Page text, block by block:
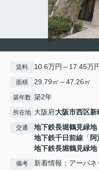
賃料 10.6万円～17.45万
面積 29.79㎡～47.26㎡
築年数 築2年
所在地 大阪府大阪市西区新
交通 地下鉄長堀鶴見緑地
地下鉄千日前線 「 阿
地下鉄長堀鶴見緑地
備考
新着情報：アーバ